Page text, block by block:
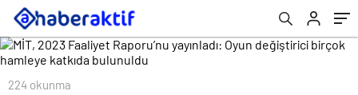
224 okunma